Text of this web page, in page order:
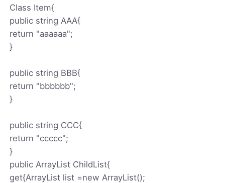
Class Item{
public string AAA{
return "aaaaaa";
}
public string BBB{
return "bbbbbb";
}
public string CCC{
return "ccccc";
}
public ArrayList ChildList{
get{ArrayList list =new ArrayList();